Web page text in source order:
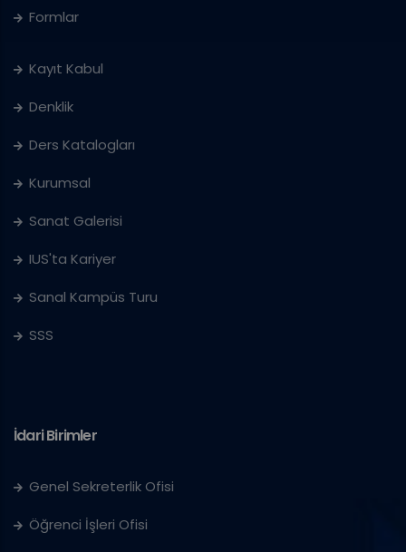
Formlar
Kayıt Kabul
Denklik
Ders Katalogları
Kurumsal
Sanat Galerisi
IUS'ta Kariyer
Sanal Kampüs Turu
SSS
İdari Birimler
Genel Sekreterlik Ofisi
Öğrenci İşleri Ofisi